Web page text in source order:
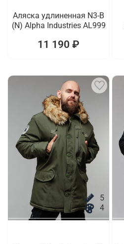
Аляска удлиненная N3-B
(N) Alpha Industries AL999
11 190 ₽
5
4